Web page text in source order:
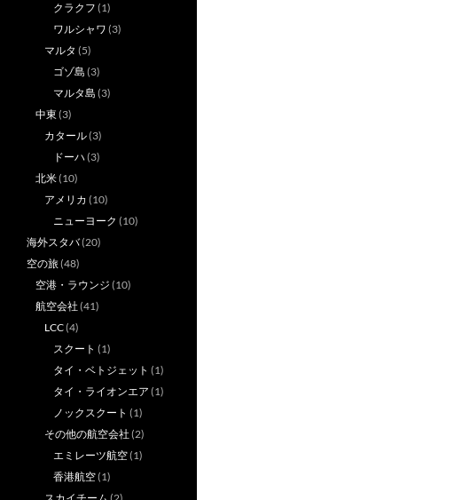
クラクフ (1)
ワルシャワ (3)
マルタ (5)
ゴゾ島 (3)
マルタ島 (3)
中東 (3)
カタール(3)
ドーハ(3)
北米(10)
アメリカ (10)
ニューヨーク (10)
海外スタバ(20)
空の旅(48)
空港・ラウンジ (10)
航空会社 (41)
LCC(4)
スクート (1)
タイ・ベトジェット (1)
タイ・ライオンエア (1)
ノックスクート (1)
その他の航空会社 (2)
エミレーツ航空(1)
香港航空(1)